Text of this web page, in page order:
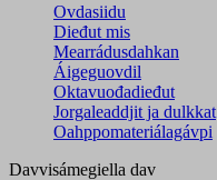
Ovdasiidu
Dieđut mis
Mearrádusdahkan
Áigeguovdil
Oktavuođadieđut
Jorgaleaddjit ja dulkkat
Oahppomateriálagávpi
Davvisámegiella dav